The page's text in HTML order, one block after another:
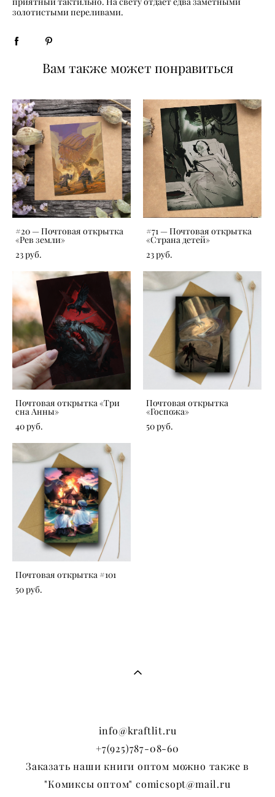
золотистыми переливами.
Вам также может понравиться
#20 — Почтовая открытка
«Рев земли»
23 pуб.
#71 — Почтовая открытка
«Страна детей»
23 pуб.
Почтовая открытка «Три
сна Анны»
40 pуб.
Почтовая открытка
«Госпожа»
50 pуб.
Почтовая открытка #101
50 pуб.
info@kraftlit.ru
+7(925)787-08-60
Заказать наши книги оптом можно также в
"Комиксы оптом" comicsopt@mail.ru